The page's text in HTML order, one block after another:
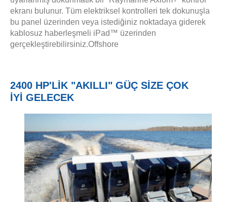
ekranı bulunur. Tüm elektriksel kontrolleri tek dokunuşla
bu panel üzerinden veya istediğiniz noktadaya giderek
kablosuz haberleşmeli iPad™ üzerinden
gerçekleştirebilirsiniz.Offshore
2400 HP'LİK "AKILLI" GÜÇ SİZE ÇOK
İYİ GELECEK